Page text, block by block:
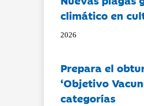
climático en
2026
Prepara el
‘Objetivo
categorías